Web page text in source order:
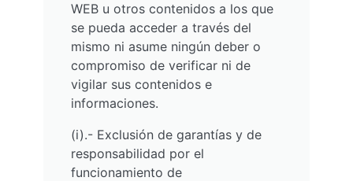
WEB u otros contenidos a los que
se pueda acceder a través del
mismo ni asume ningún deber o
compromiso de verificar ni de
vigilar sus contenidos e
informaciones.
(i).- Exclusión de garantías y de
responsabilidad por el
funcionamiento de